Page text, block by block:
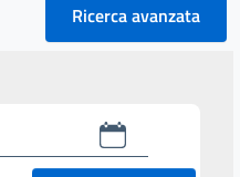
Ricerca avanzata